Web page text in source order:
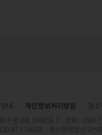
개인정보처리방침